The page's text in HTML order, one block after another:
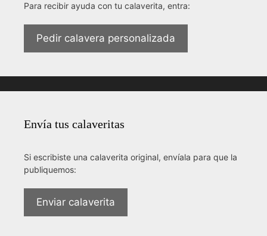
Para recibir ayuda con tu calaverita, entra:
Pedir calavera personalizada
Envía tus calaveritas
Si escribiste una calaverita original, envíala para que la
publiquemos:
Enviar calaverita